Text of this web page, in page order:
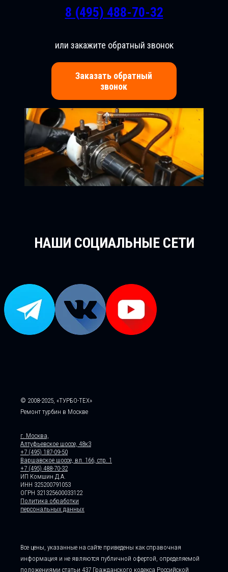
8 (495) 488-70-32
или закажите обратный звонок
Заказать обратный
звонок
НАШИ СОЦИАЛЬНЫЕ СЕТИ
© 2008-2025, «ТУРБО-ТЕХ»
Ремонт турбин в Москве
г. Москва,
Алтуфьевское шоссе, 48к3
+7 (495) 187-09-50
Варшавское шоссе, вл. 166, стр. 1
+7 (495) 488-70-32
ИП Комшин Д.А.
ИНН 325200791053
ОГРН 321325600033122
Политика обработки
персональных данных
Все цены, указанные на сайте приведены как справочная
информация и не являются публичной офертой, определяемой
положениями статьи 437 Гражданского кодекса Российской